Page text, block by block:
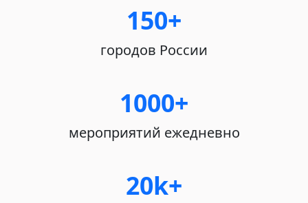
150+
городов России
1000+
мероприятий ежедневно
20k+